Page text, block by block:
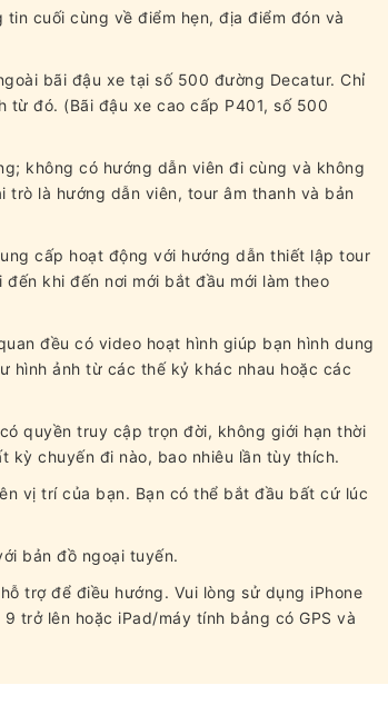
cuối cùng về điểm hẹn, địa điểm đón và
bãi đậu xe tại số 500 đường Decatur. Chỉ
từ đó. (Bãi đậu xe cao cấp P401, số 500
không có hướng dẫn viên đi cùng và không
là hướng dẫn viên, tour âm thanh và bản
cấp hoạt động với hướng dẫn thiết lập tour
khi đến nơi mới bắt đầu mới làm theo
đều có video hoạt hình giúp bạn hình dung
hình ảnh từ các thế kỷ khác nhau hoặc các
quyền truy cập trọn đời, không giới hạn thời
kỳ chuyến đi nào, bao nhiêu lần tùy thích.
vị trí của bạn. Bạn có thể bắt đầu bất cứ lúc
bản đồ ngoại tuyến.
trợ để điều hướng. Vui lòng sử dụng iPhone
trở lên hoặc iPad/máy tính bảng có GPS và